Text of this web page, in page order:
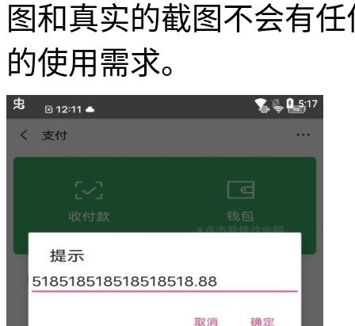
图和真实的截图不会有
的使用需求。